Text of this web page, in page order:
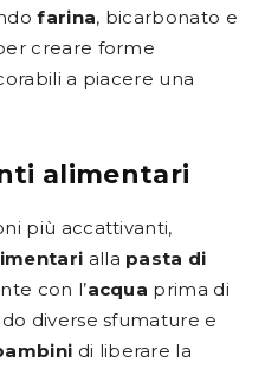
farina, bicarbonato e
creare forme
a piacere una
alimentari
più accattivanti,
alla pasta di
con l’acqua prima di
diverse sfumature e
di liberare la